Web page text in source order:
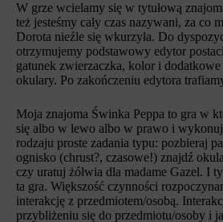
W grze wcielamy się w tytułową
też jesteśmy cały czas nazywani, za co
Dorota nieźle się wkurzyła. Do
otrzymujemy podstawowy edytor
gatunek zwierzaczka, kolor i dodatkowe
okulary. Po zakończeniu edytora
Moja znajoma Świnka Peppa to gra w
się albo w lewo albo w prawo i
rodzaju proste zadania typu: pozbieraj
ognisko (chrust?, czasowe!) znajdź
czy uratuj żółwia dla madame Gazel. I
ta gra. Większość czynności
interakcję z przedmiotem/osobą.
przybliżeniu się do przedmiotu/osoby i